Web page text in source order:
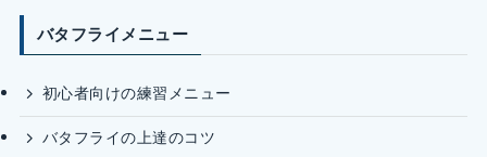
バタフライメニュー
初心者向けの練習メニュー
バタフライの上達のコツ